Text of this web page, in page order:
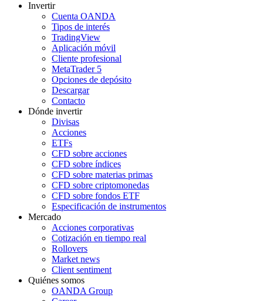
Invertir
Cuenta OANDA
Tipos de interés
TradingView
Aplicación móvil
Cliente profesional
MetaTrader 5
Opciones de depósito
Descargar
Contacto
Dónde invertir
Divisas
Acciones
ETFs
CFD sobre acciones
CFD sobre índices
CFD sobre materias primas
CFD sobre criptomonedas
CFD sobre fondos ETF
Especificación de instrumentos
Mercado
Acciones corporativas
Cotización en tiempo real
Rollovers
Market news
Client sentiment
Quiénes somos
OANDA Group